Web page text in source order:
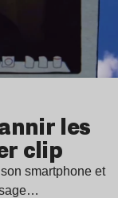
les
clip
smartphone et